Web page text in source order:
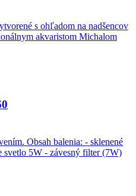
s ohľadom na nadšencov
akvaristom Michalom
Obsah balenia: - sklenené
5W - závesný filter (7W)